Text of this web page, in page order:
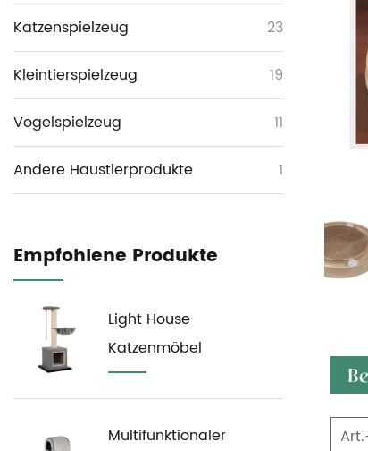
Katzenspielzeug 23
Kleintierspielzeug 19
Vogelspielzeug 11
Andere Haustierprodukte 1
Empfohlene Produkte
Light House
Katzenmöbel
Multifunktionaler